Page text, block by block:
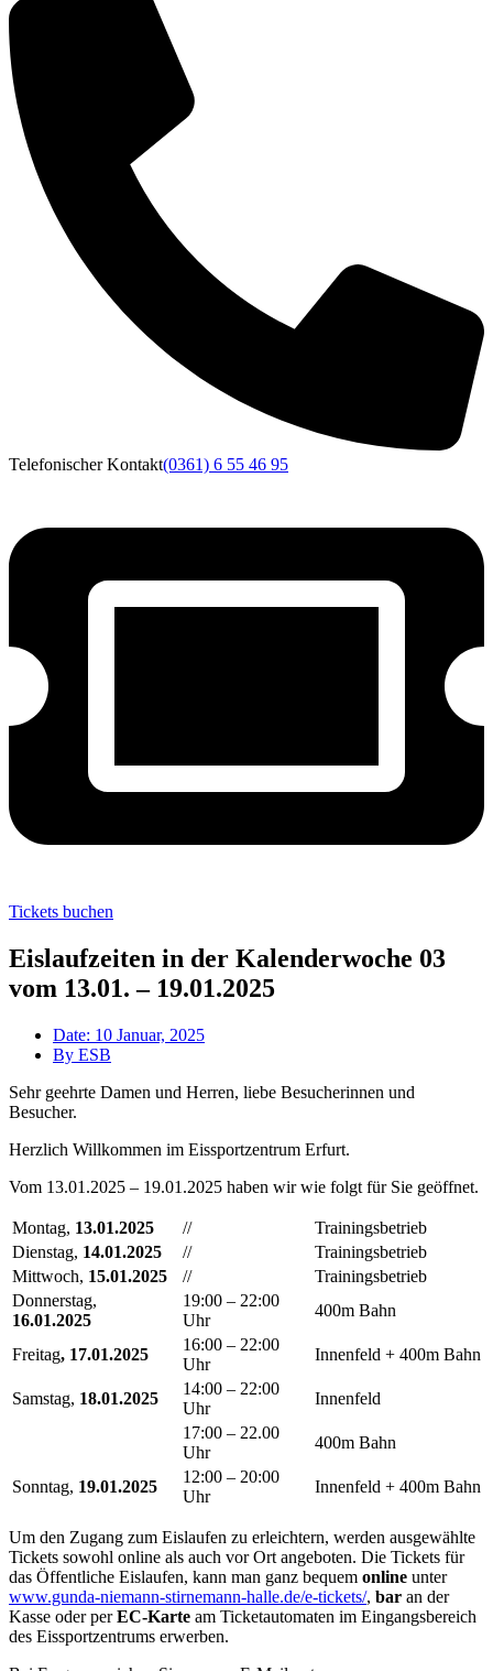
Telefonischer Kontakt(0361) 6 55 46 95
Tickets buchen
Eislaufzeiten in der Kalenderwoche 03
vom 13.01. – 19.01.2025
Date: 10 Januar, 2025
By ESB
Sehr geehrte Damen und Herren, liebe Besucherinnen und
Besucher.
Herzlich Willkommen im Eissportzentrum Erfurt.
Vom 13.01.2025 – 19.01.2025 haben wir wie folgt für Sie geöffnet.
Montag, 13.01.2025 //
Trainingsbetrieb
Dienstag, 14.01.2025 //
Trainingsbetrieb
Mittwoch, 15.01.2025 //
Trainingsbetrieb
Donnerstag,
16.01.2025
19:00 – 22:00
Uhr
400m Bahn
Freitag, 17.01.2025
16:00 – 22:00
Uhr
Innenfeld + 400m Bahn
Samstag, 18.01.2025
14:00 – 22:00
Uhr
Innenfeld
17:00 – 22.00
Uhr
400m Bahn
Sonntag, 19.01.2025
12:00 – 20:00
Uhr
Innenfeld + 400m Bahn
Um den Zugang zum Eislaufen zu erleichtern, werden ausgewählte
Tickets sowohl online als auch vor Ort angeboten. Die Tickets für
das Öffentliche Eislaufen, kann man ganz bequem online unter
www.gunda-niemann-stirnemann-halle.de/e-tickets/, bar an der
Kasse oder perEC-Karte am Ticketautomaten im Eingangsbereich
des Eissportzentrums erwerben.